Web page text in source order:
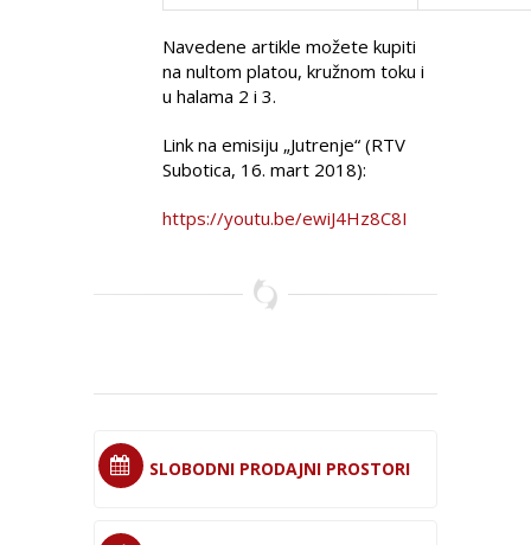
Navedene artikle možete kupiti
na nultom platou, kružnom toku i
u halama 2 i 3.
Link na emisiju „Jutrenje“ (RTV
Subotica, 16. mart 2018):
https://youtu.be/ewiJ4Hz8C8I
SLOBODNI PRODAJNI PROSTORI